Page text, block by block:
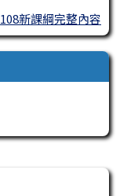
108新課綱完整內容